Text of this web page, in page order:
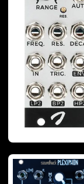
2. Buchla
Ziggy
accessibile e
performativo.
Il cuore è il
Buchla,